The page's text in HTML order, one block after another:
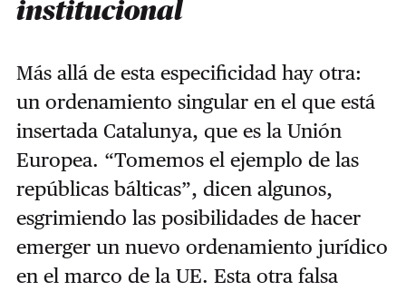
institucional
Más allá de esta especificidad hay otra:
un ordenamiento singular en el que está
insertada Catalunya, que es la Unión
Europea. “Tomemos el ejemplo de las
repúblicas bálticas”, dicen algunos,
esgrimiendo las posibilidades de hacer
emerger un nuevo ordenamiento jurídico
en el marco de la UE. Esta otra falsa